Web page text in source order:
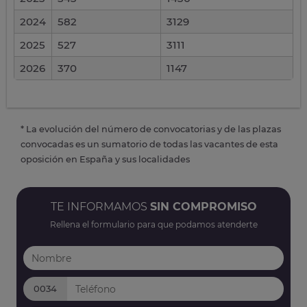
2024
582
3129
2025
527
3111
2026
370 1147
* La evolución del número de convocatorias y de las plazas
convocadas es un sumatorio de todas las vacantes de esta
oposición en España y sus localidades
TE INFORMAMOS SIN COMPROMISO
Rellena el formulario para que podamos atenderte
0034